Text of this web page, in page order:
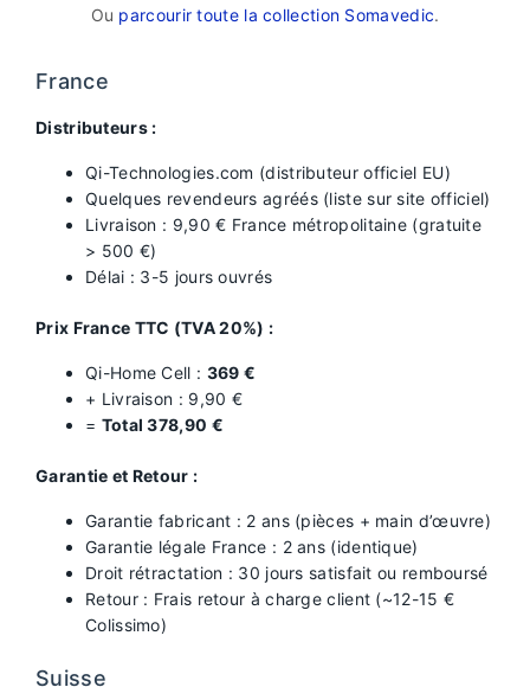
Ou parcourir toute la collection Somavedic.
France
Distributeurs :
Qi-Technologies.com (distributeur officiel EU)
Quelques revendeurs agréés (liste sur site officiel)
Livraison : 9,90 € France métropolitaine (gratuite
> 500 €)
Délai : 3-5 jours ouvrés
Prix France TTC (TVA 20%) :
Qi-Home Cell : 369 €
+ Livraison : 9,90 €
= Total 378,90 €
Garantie et Retour :
Garantie fabricant : 2 ans (pièces + main d’œuvre)
Garantie légale France : 2 ans (identique)
Droit rétractation : 30 jours satisfait ou remboursé
Retour : Frais retour à charge client (~12-15 €
Colissimo)
Suisse